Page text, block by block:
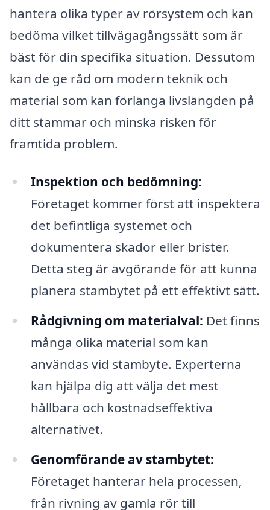
hantera olika typer av rörsystem och kan
bedöma vilket tillvägagångssätt som är
bäst för din specifika situation. Dessutom
kan de ge råd om modern teknik och
material som kan förlänga livslängden på
ditt stammar och minska risken för
framtida problem.
Inspektion och bedömning:
Företaget kommer först att inspektera
det befintliga systemet och
dokumentera skador eller brister.
Detta steg är avgörande för att kunna
planera stambytet på ett effektivt sätt.
Rådgivning om materialval: Det finns
många olika material som kan
användas vid stambyte. Experterna
kan hjälpa dig att välja det mest
hållbara och kostnadseffektiva
alternativet.
Genomförande av stambytet:
Företaget hanterar hela processen,
från rivning av gamla rör till